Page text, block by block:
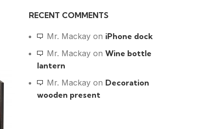
RECENT COMMENTS
Mr. Mackay on iPhone dock
Mr. Mackay on Wine bottle
lantern
Mr. Mackay on Decoration
wooden present